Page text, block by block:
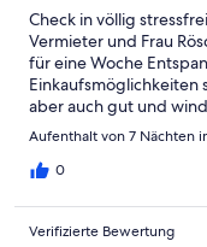
Check in völlig
Vermieter und Frau
für eine Woche
Einkaufsmöglichkeiten
aber auch gut und
Sehr gutes
Aufenthalt von 7 Nächten
0
Verifizierte Bewertung